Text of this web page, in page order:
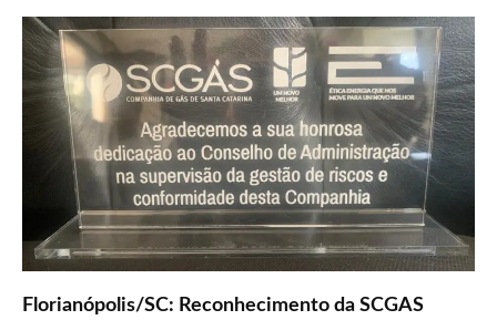
Florianópolis/SC: Reconhecimento da SCGAS